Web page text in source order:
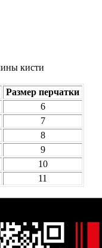
Размер перчатки
6
7
8
9
10
11